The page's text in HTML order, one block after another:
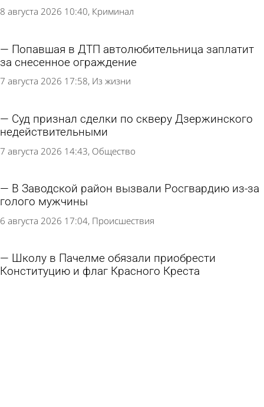
8 августа 2026 10:40 Криминал
Попавшая в ДТП автолюбительница заплатит
за снесенное ограждение
7 августа 2026 17:58 Из жизни
Суд признал сделки по скверу Дзержинского
недействительными
7 августа 2026 14:43 Общество
В Заводской район вызвали Росгвардию из-за
голого мужчины
6 августа 2026 17:04 Происшествия
Школу в Пачелме обязали приобрести
Конституцию и флаг Красного Креста